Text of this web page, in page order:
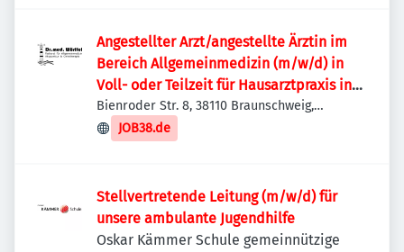
Angestellter Arzt/angestellte Ärztin im
Bereich Allgemeinmedizin (m/w/d) in
Voll- oder Teilzeit für Hausarztpraxis in
Braunschweig Nord
Bienroder Str. 8, 38110 Braunschweig,
Deutschland
JOB38.de
Stellvertretende Leitung (m/w/d) für
unsere ambulante Jugendhilfe
Oskar Kämmer Schule gemeinnützige